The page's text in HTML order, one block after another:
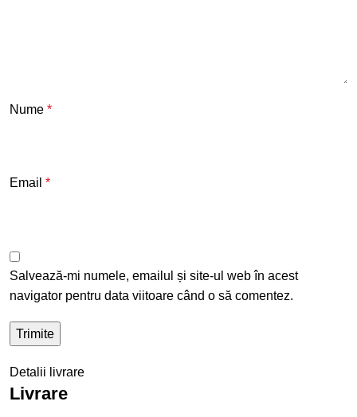
Nume *
Email *
Salvează-mi numele, emailul și site-ul web în acest
navigator pentru data viitoare când o să comentez.
Detalii livrare
Livrare